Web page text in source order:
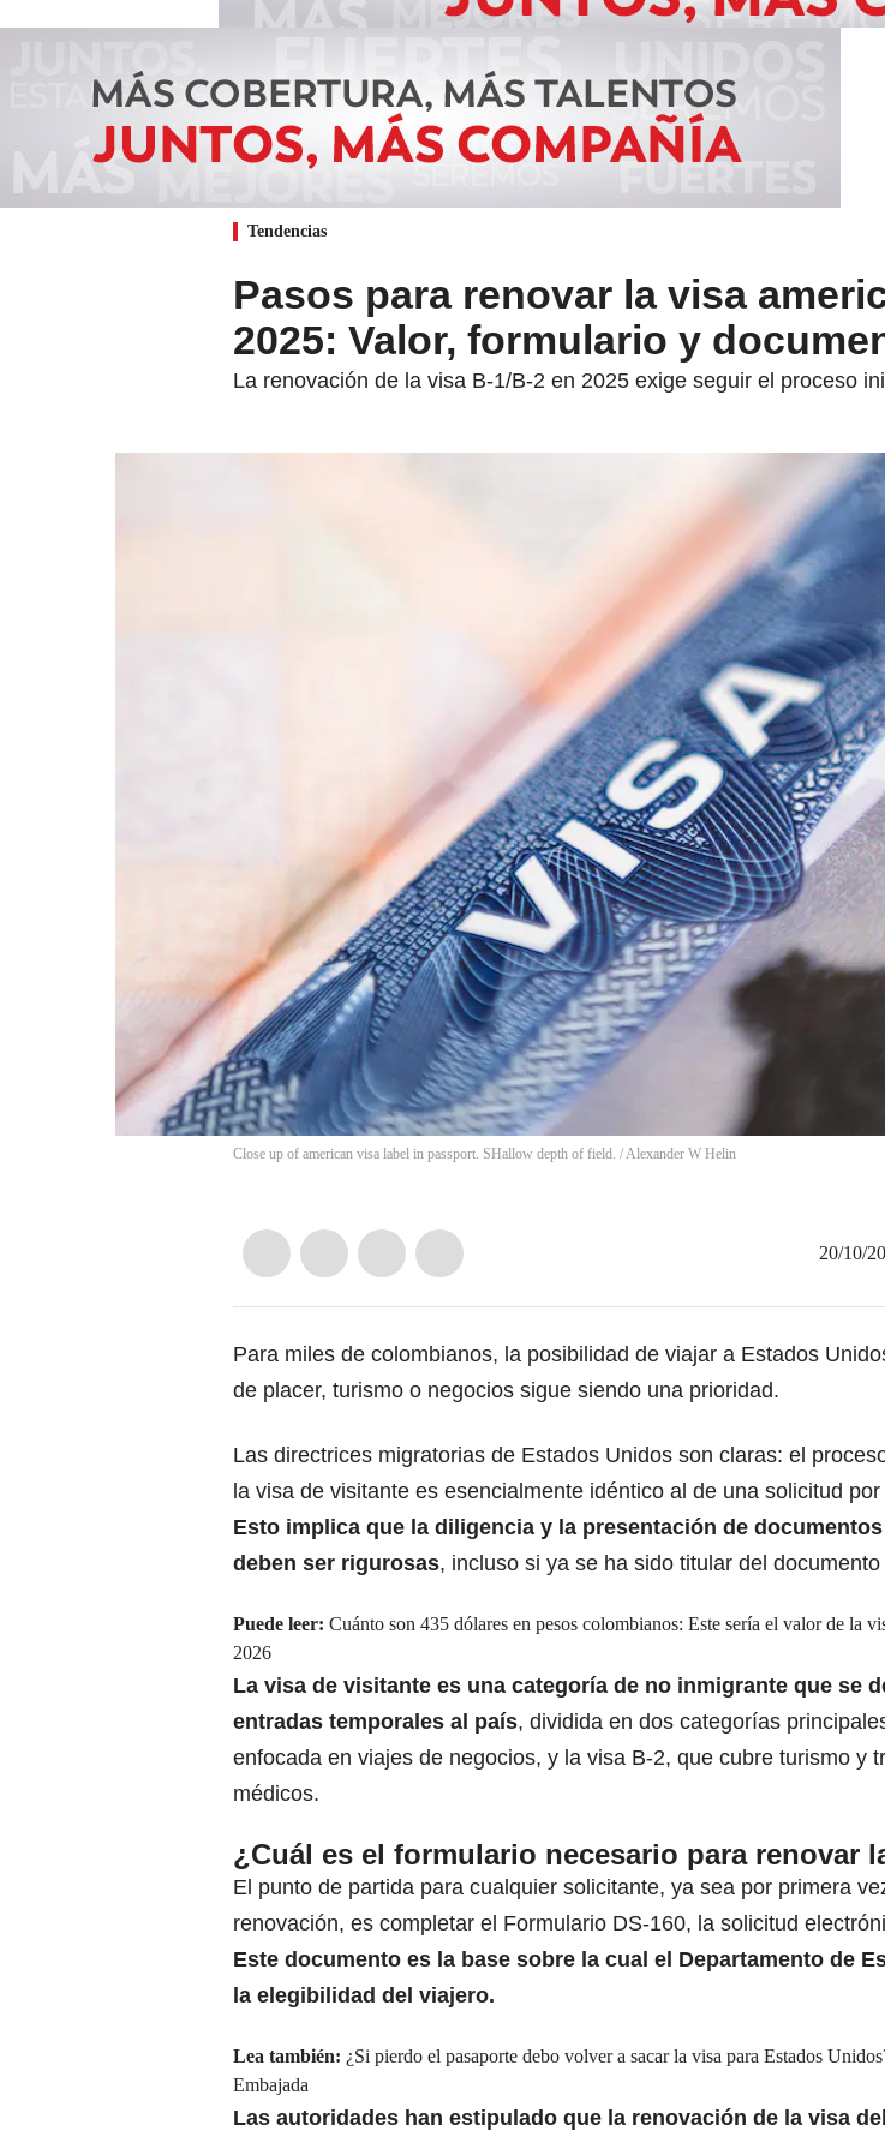
Tendencias
Pasos para renovar la visa
2025: Valor, formulario y
La renovación de la visa B-1/B-2 en 2025 exige seguir el proceso
Close up of american visa label in passport. SHallow depth of field. /Alexander W Helin
20/10/
Para miles de colombianos, la posibilidad de viajar a Estados
de placer, turismo o negocios sigue siendo una prioridad.
Las directrices migratorias de Estados Unidos son claras: el
la visa de visitante es esencialmente idéntico al de una solicitud
Esto implica que la diligencia y la presentación de documentos
deben ser rigurosas, incluso si ya se ha sido titular del
Puede leer: Cuánto son 435 dólares en pesos colombianos: Este sería el valor de la
2026
La visa de visitante es una categoría de no inmigrante que se
entradas temporales al país, dividida en dos categorías
enfocada en viajes de negocios, y la visa B-2, que cubre turismo y
médicos.
¿Cuál es el formulario necesario para renovar
El punto de partida para cualquier solicitante, ya sea por primera
renovación, es completar el Formulario DS-160, la solicitud
Este documento es la base sobre la cual el Departamento de
la elegibilidad del viajero.
Lea también: ¿Si pierdo el pasaporte debo volver a sacar la visa para Estados
Embajada
Las autoridades han estipulado que la renovación de la visa